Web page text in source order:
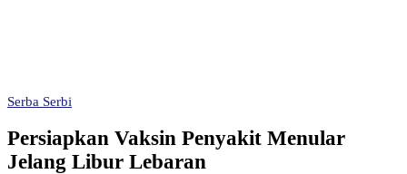
Serba Serbi
Persiapkan Vaksin Penyakit Menular
Jelang Libur Lebaran